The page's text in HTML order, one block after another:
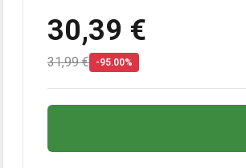
30,39 €
31,99 € -95.00%